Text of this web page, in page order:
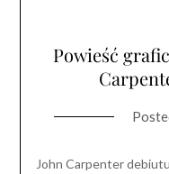
Powieść
John Carpenter